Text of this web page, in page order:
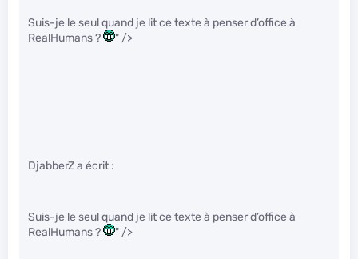
Suis-je le seul quand je lit ce texte à penser d’office à
RealHumans ?
" />
DjabberZ a écrit :
Suis-je le seul quand je lit ce texte à penser d’office à
RealHumans ?
" />